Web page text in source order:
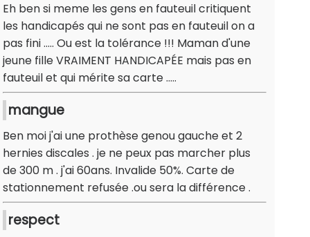
Eh ben si meme les gens en fauteuil critiquent
les handicapés qui ne sont pas en fauteuil on a
pas fini ..... Ou est la tolérance !!! Maman d'une
jeune fille VRAIMENT HANDICAPÉE mais pas en
fauteuil et qui mérite sa carte .....
mangue
Ben moi j'ai une prothèse genou gauche et 2
hernies discales . je ne peux pas marcher plus
de 300 m . j'ai 60ans. Invalide 50%. Carte de
stationnement refusée .ou sera la différence .
respect